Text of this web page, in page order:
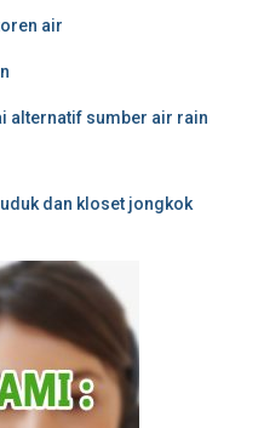
air
alternatif sumber air rain
dan kloset jongkok